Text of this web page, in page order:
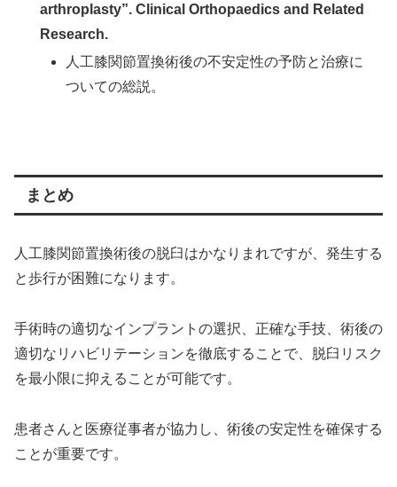
arthroplasty”. Clinical Orthopaedics and Related
Research.
人工膝関節置換術後の不安定性の予防と治療に
ついての総説。
まとめ
人工膝関節置換術後の脱臼はかなりまれですが、発生する
と歩行が困難になります。
手術時の適切なインプラントの選択、正確な手技、術後の
適切なリハビリテーションを徹底することで、脱臼リスク
を最小限に抑えることが可能です。
患者さんと医療従事者が協力し、術後の安定性を確保する
ことが重要です。